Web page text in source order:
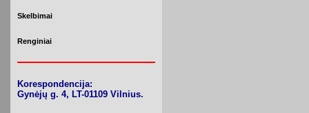
Skelbimai
Renginiai
Korespondencija:
Gynėjų g. 4, LT-01109 Vilnius.